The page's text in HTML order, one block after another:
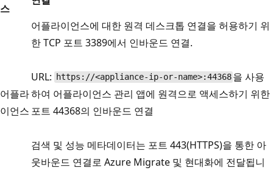
스
어플라
이언스
어플라이언스에 대한 원격 데스크톱 연결을 허용하기 위
한 TCP 포트 3389에서 인바운드 연결.
URL: https://<appliance-ip-or-name>:44368 을 사용
하여 어플라이언스 관리 앱에 원격으로 액세스하기 위한
포트 44368의 인바운드 연결
검색 및 성능 메타데이터는 포트 443(HTTPS)을 통한 아
웃바운드 연결로 Azure Migrate 및 현대화에 전달됩니